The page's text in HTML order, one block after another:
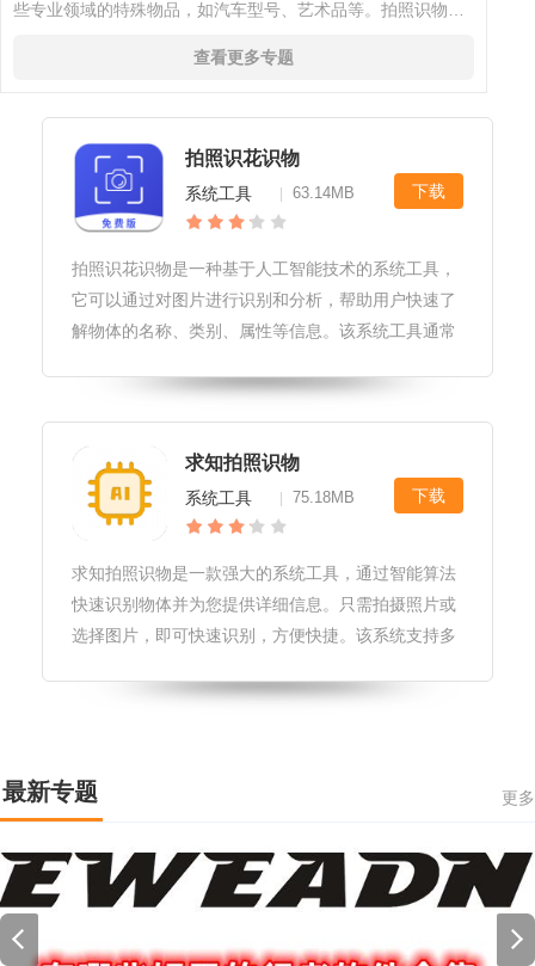
些专业领域的特殊物品，如汽车型号、艺术品等。拍照识物软
件的出现极大地方便了人们的生活，使得获取信息变得更加快
查看更多专题
拍照识花识物
系统工具 63.14MB 下载
拍照识花识物是一种基于人工智能技术的系统工具，
它可以通过对图片进行识别和分析，帮助用户快速了
解物体的名称、类别、属性等信息。该系统工具通常
云端服务器进行识别和匹配。识别结果可以通过文
字、图片、视频等多种形式展示给用
求知拍照识物
系统工具 75.18MB 下载
求知拍照识物是一款强大的系统工具，通过智能算法
快速识别物体并为您提供详细信息。只需拍摄照片或
选择图片，即可快速识别，方便快捷。该系统支持多
体。以下是按照您要求的格式对求知拍照识物系统工
最新专题 更多